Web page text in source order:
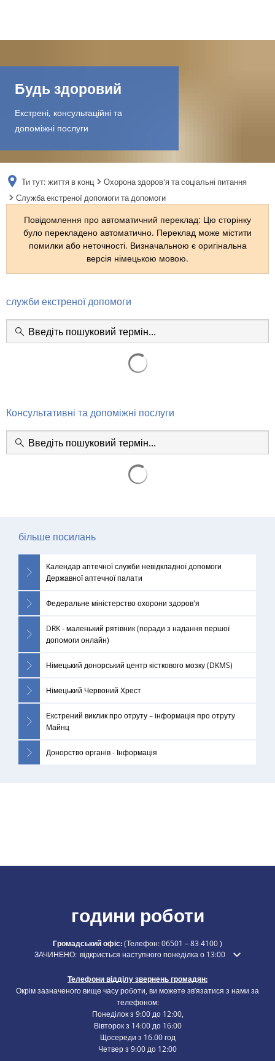
TR
Будь здоровий
Екстрені, консультаційні та
допоміжні послуги
Ти тут: життя в конц
Охорона здоров'я та соціальні питання
Служба екстреної допомоги та допомоги
Повідомлення про автоматичний переклад: Цю сторінку
було перекладено автоматично. Переклад може містити
помилки або неточності. Визначальною є оригінальна
версія німецькою мовою.
Служба
екстреної
допомоги
служби екстреної допомоги
Консультативні та допоміжні послуги
більше посилань
Календар аптечної служби невідкладної допомоги
Державної аптечної палати
Федеральне міністерство охорони здоров'я
DRK - маленький рятівник (поради з надання першої
допомоги онлайн)
Німецький донорський центр кісткового мозку (DKMS)
Німецький Червоний Хрест
Екстрений виклик про отруту – інформація про отруту
Майнц
Донорство органів - Інформація
години роботи
Громадський офіс:(Телефон:06501 – 83 4100)
Натисніть, щоб приховати додатковий час відкриття або закриття
ЗАЧИНЕНО: відкриється наступного понеділка о 13:00
Телефони відділу звернень громадян:
Окрім зазначеного вище часу роботи, ви можете зв’язатися з нами за
телефоном:
Понеділок з 9:00 до 12:00,
Вівторок з 14:00 до 16:00
Щосереди з 16.00 год
Четвер з 9:00 до 12:00